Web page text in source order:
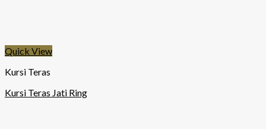
Quick View
Kursi Teras
Kursi Teras Jati Ring